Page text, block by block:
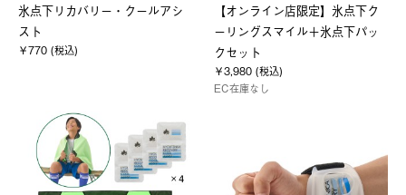
氷点下リカバリー・クールアシ
スト
￥770 (税込)
【オンライン店限定】氷点下ク
ーリングスマイル＋氷点下パッ
クセット
￥3,980 (税込)
EC在庫なし